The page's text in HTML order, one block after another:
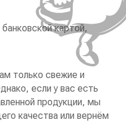
картой,
только свежие и
если у вас есть
продукции, мы
качества или вернём